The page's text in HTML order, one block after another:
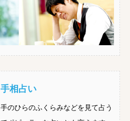
手相占い
のひらのふくらみなどを見て占う